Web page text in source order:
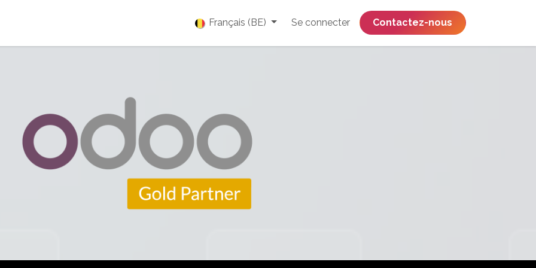
Français (BE) Se connecter ​​​​​​​​​​​​​​​​Contactez-nous